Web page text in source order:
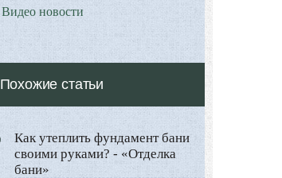
Видео новости
Другие услуги
Похожие статьи
Как утеплить фундамент бани
своими руками? - «Отделка
бани»